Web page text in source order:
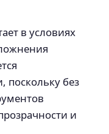
в условиях
поскольку без
и